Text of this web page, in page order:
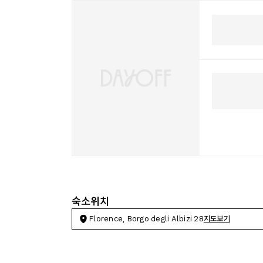
숙소위치
Florence, Borgo degli Albizi 28지도보기